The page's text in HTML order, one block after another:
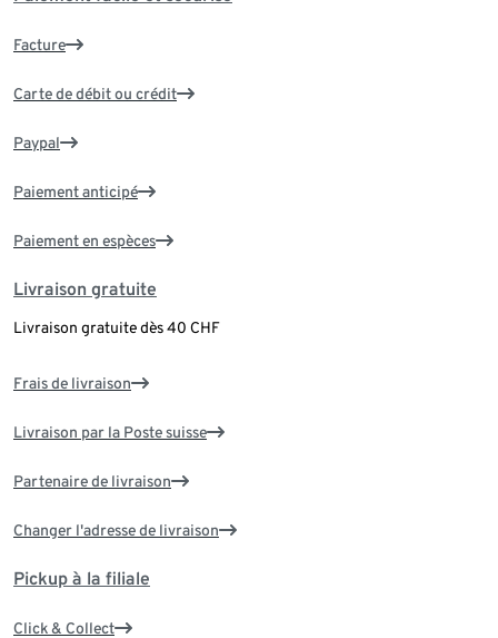
Facture
Carte de débit ou crédit
Paypal
Paiement anticipé
Paiement en espèces
Livraison gratuite
Livraison gratuite dès 40 CHF
Frais de livraison
Livraison par la Poste suisse
Partenaire de livraison
Changer l'adresse de livraison
Pickup à la filiale
Click & Collect